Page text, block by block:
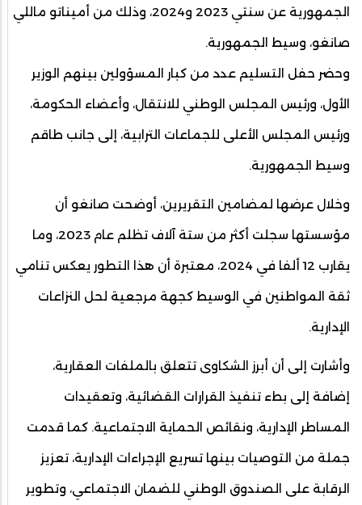
الجمهورية عن سنتي 2023 و2024، وذلك من أميناتو ماللي
صانغو، وسيط الجمهورية.
وحضر حفل التسليم عدد من كبار المسؤولين بينهم الوزير
الأول، ورئيس المجلس الوطني للانتقال، وأعضاء الحكومة،
ورئيس المجلس الأعلى للجماعات الترابية، إلى جانب طاقم
وسيط الجمهورية.
وخلال عرضها لمضامين التقريرين، أوضحت صانغو أن
مؤسستها سجلت أكثر من ستة آلاف تظلم عام 2023، وما
يقارب 12 ألفا في 2024، معتبرة أن هذا التطور يعكس تنامي
ثقة المواطنين في الوسيط كجهة مرجعية لحل النزاعات
الإدارية.
وأشارت إلى أن أبرز الشكاوى تتعلق بالملفات العقارية،
إضافة إلى بطء تنفيذ القرارات القضائية، وتعقيدات
المساطر الإدارية، ونقائص الحماية الاجتماعية. كما قدمت
جملة من التوصيات بينها تسريع الإجراءات الإدارية، تعزيز
الرقابة على الصندوق الوطني للضمان الاجتماعي، وتطوير